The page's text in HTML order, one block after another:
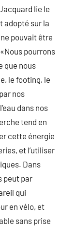
lie le
adopté sur la
pouvait être
pourrons
que nous
le footing, le
nos
dans nos
tend en
cette énergie
et l’utiliser
Dans
peut par
qui
en vélo, et
sans prise